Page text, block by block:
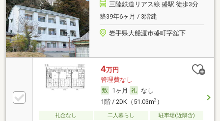
三陸鉄道リアス線 盛駅 徒歩3分
築39年6ヶ月 / 3階建
岩手県大船渡市盛町字舘下
4万円
管理費なし
1ヶ月
なし
1階 / 2DK（51.03m2）
礼金なし 二人暮らし
駐車場(近隣含)